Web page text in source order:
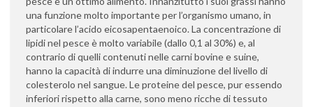
una funzione molto importante per l’organismo umano, in
particolare l’acido eicosapentaenoico. La concentrazione di
lipidi nel pesce è molto variabile (dallo 0,1 al 30%) e, al
contrario di quelli contenuti nelle carni bovine e suine,
hanno la capacità di indurre una diminuzione del livello di
colesterolo nel sangue. Le proteine del pesce, pur essendo
inferiori rispetto alla carne, sono meno ricche di tessuto